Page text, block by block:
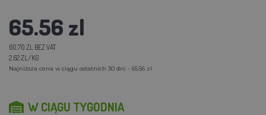
65.56 zl
60.70 ZL BEZ VAT
2.62 ZL/KG
Najniższa cena w ciągu ostatnich 30 dni - 65.56 zl
W CIĄGU TYGODNIA